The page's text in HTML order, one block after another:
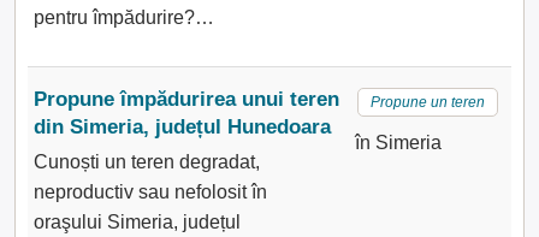
pentru împădurire?…
Propune împădurirea unui teren
din Simeria, județul Hunedoara
Cunoști un teren degradat,
neproductiv sau nefolosit în
oraşului Simeria, județul
Propune un teren
în Simeria